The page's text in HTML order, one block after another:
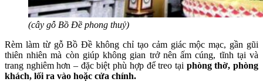
(cây gỗ Bồ Đề phong thuỷ)
Rèm làm từ gỗ Bồ Đề không chỉ tạo cảm giác mộc mạc, gần gũi
thiên nhiên mà còn giúp không gian trở nên ấm cúng, tĩnh tại và
trang nghiêm hơn – đặc biệt phù hợp để treo tại phòng thờ, phòng
khách, lối ra vào hoặc cửa chính.